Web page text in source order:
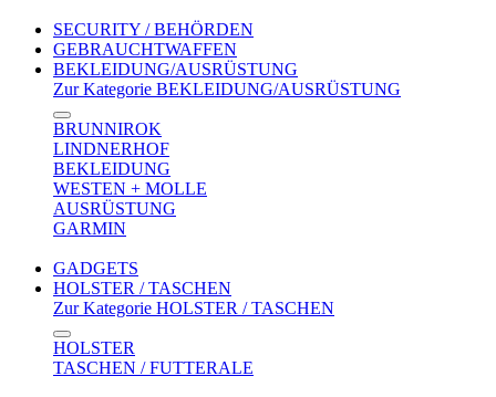
SECURITY / BEHÖRDEN
GEBRAUCHTWAFFEN
BEKLEIDUNG/AUSRÜSTUNG
Zur Kategorie BEKLEIDUNG/AUSRÜSTUNG
BRUNNIROK
LINDNERHOF
BEKLEIDUNG
WESTEN + MOLLE
AUSRÜSTUNG
GARMIN
GADGETS
HOLSTER / TASCHEN
Zur Kategorie HOLSTER / TASCHEN
HOLSTER
TASCHEN / FUTTERALE